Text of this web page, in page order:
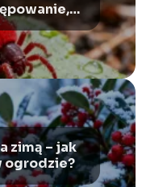
zimą – jak
ogrodzie?